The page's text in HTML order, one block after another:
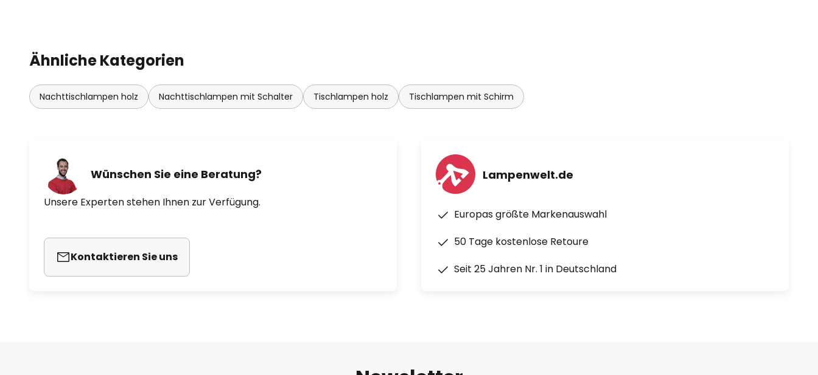
Ähnliche Kategorien
Nachttischlampen holz Nachttischlampen mit Schalter Tischlampen holz Tischlampen mit Schirm
Wünschen Sie eine Beratung?
Unsere Experten stehen Ihnen zur Verfügung.
Kontaktieren Sie uns
Lampenwelt.de
Europas größte Markenauswahl
50 Tage kostenlose Retoure
Seit 25 Jahren Nr. 1 in Deutschland